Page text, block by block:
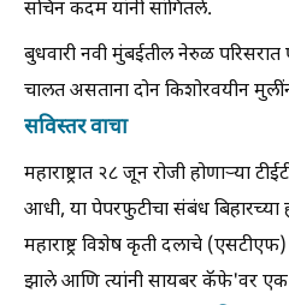
सचिन कदम यांनी सांगितले.
बुधवारी नवी मुंबईतील नेरुळ
चालत असताना दोन किशोरवयीन
सविस्तर वाचा
महाराष्ट्रात २८ जून रोजी होणाऱ्या
आधी, या पेपरफुटीचा संबंध
महाराष्ट्र विशेष कृती दलाचे
झाले आणि त्यांनी सायबर कॅफे'वर एक